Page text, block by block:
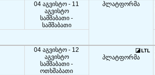
04 აგვისტო - 11
აგვისტო
სამშაბათი -
სამშაბათი
პლატფორმა
04 აგვისტო - 12
აგვისტო
სამშაბათი -
ოთხშაბათი
პლატფორმა